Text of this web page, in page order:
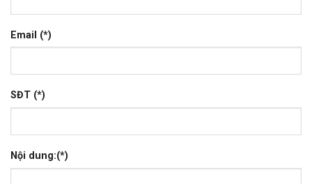
Email (*)
SĐT (*)
Nội dung:(*)